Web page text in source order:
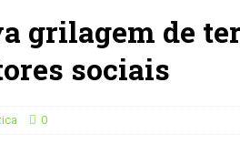
de São Joaquim
grilagem de
sociais
0